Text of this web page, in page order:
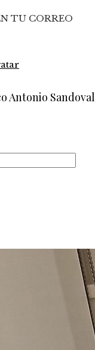
TU CORREO
Antonio Sandoval